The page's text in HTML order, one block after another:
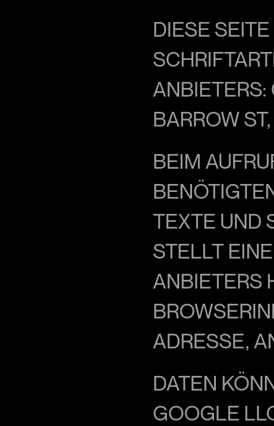
DIESE
BARROW
BEIM
TEXTE UND
STELLT
ANBIETERS
DRESSE,
DATEN
GOOGLE